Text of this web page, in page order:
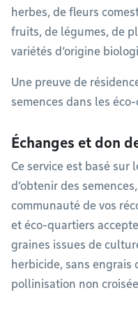
herbes, de fleurs
fruits, de légumes, de
variétés d’origine
Une preuve de
semences dans les
Échanges et don
Ce service est basé sur
d’obtenir des
communauté de vos
et éco-quartiers
graines issues de
herbicide, sans engrais
pollinisation non